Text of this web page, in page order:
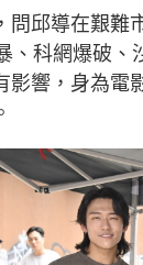
邱導在艱難
、科網爆破、
響，身為電